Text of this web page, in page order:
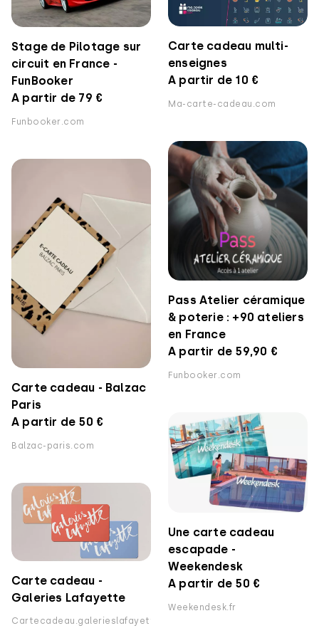
Stage de Pilotage sur
circuit en France -
FunBooker
A partir de 79 €
Funbooker.com
Carte cadeau multi-
enseignes
A partir de 10 €
Ma-carte-cadeau.com
Pass Atelier céramique
& poterie : +90 ateliers
en France
A partir de 59,90 €
Funbooker.com
Carte cadeau - Balzac
Paris
A partir de 50 €
Balzac-paris.com
Une carte cadeau
escapade -
Weekendesk
A partir de 50 €
Weekendesk.fr
Carte cadeau -
Galeries Lafayette
Cartecadeau.galerieslafayette.com